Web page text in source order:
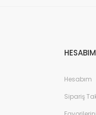
HESABIM
Hesabım
Sipariş